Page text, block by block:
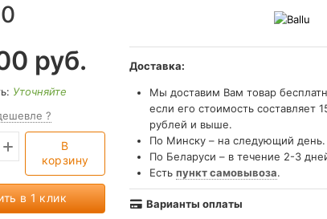
руб.
Уточняйте
?
В
корзину
в 1 клик
Доставка:
Мы доставим Вам товар
если его стоимость составляет
рублей и выше.
По Минску – на следующий день.
По Беларуси – в течение 2-3
Есть пункт самовывоза.
Варианты оплаты